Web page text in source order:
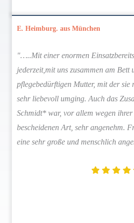
E. Heimburg. aus München
"…..Mit einer enormen
jederzeit,mit uns zusammen am Bett
pflegebedürftigen Mutter, mit der
sehr liebevoll umging. Auch das
Schmidt* war, vor allem wegen
bescheidenen Art, sehr angenehm.
eine sehr große und menschlich